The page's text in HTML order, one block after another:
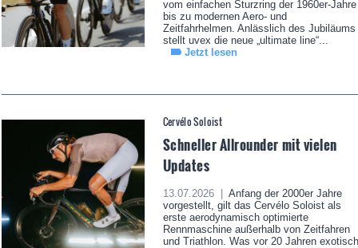
vom einfachen Sturzring der 1960er-Jahre
bis zu modernen Aero- und
Zeitfahrhelmen. Anlässlich des Jubiläums
stellt uvex die neue „ultimate line“...
Jetzt lesen
Cervélo Soloist
Schneller Allrounder mit vielen
Updates
13.07.2026 |
Anfang der 2000er Jahre
vorgestellt, gilt das Cervélo Soloist als
erste aerodynamisch optimierte
Rennmaschine außerhalb von Zeitfahren
und Triathlon. Was vor 20 Jahren exotisch